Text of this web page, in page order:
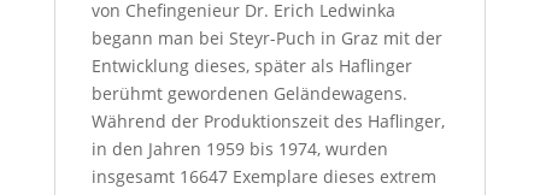
von Chefingenieur Dr. Erich Ledwinka
begann man bei Steyr-Puch in Graz mit der
Entwicklung dieses, später als Haflinger
berühmt gewordenen Geländewagens.
Während der Produktionszeit des Haflinger,
in den Jahren 1959 bis 1974, wurden
insgesamt 16647 Exemplare dieses extrem